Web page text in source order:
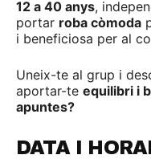
12 a 40 anys,
portar roba còmoda
i beneficiosa per al
Uneix-te al grup i
aportar-te equilibri i
apuntes?
DATA I